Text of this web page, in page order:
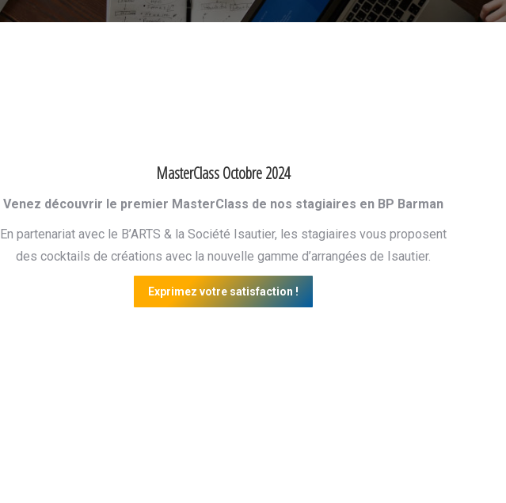
MasterClass Octobre 2024
Venez découvrir le premier MasterClass de nos stagiaires en BP Barman
En partenariat avec le B’ARTS & la Société Isautier, les stagiaires vous proposent
des cocktails de créations avec la nouvelle gamme d’arrangées de Isautier.
Exprimez votre satisfaction !